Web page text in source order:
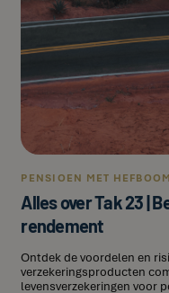
PENSIOEN MET HEFBOOM
Alles over Tak 23 |
rendement
Ontdek de voordelen en
verzekeringsproducten
levensverzekeringen voor